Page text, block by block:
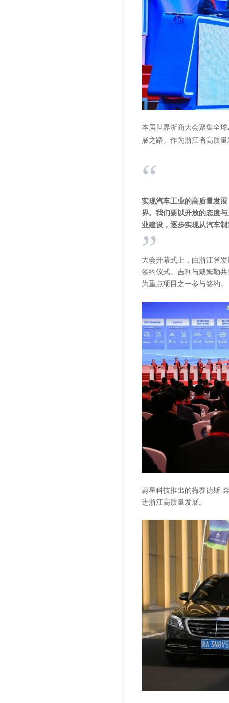
本届世界浙商大会聚集全
展之路。 作为浙江省高质
“
实现汽车工业的高质量发
界。我们要以开放的态度
业建设，逐步实现从汽车
”
大会开幕式上，由浙江省
签约仪式。吉利与戴姆勒
为重点项目之一参与签约。
蔚星科技推出的梅赛德斯-
进浙江高质量发展。